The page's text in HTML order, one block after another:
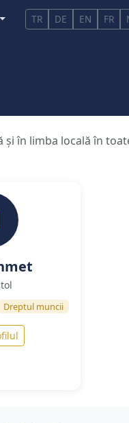
TR DE EN FR
în limba locală în
Dreptul muncii